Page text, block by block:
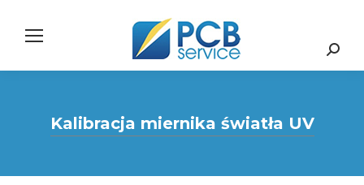
Search:
Kalibracja miernika światła UV